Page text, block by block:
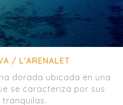
/ L'ARENALET
dorada ubicada en una
se caracteriza por sus
tranquilas.